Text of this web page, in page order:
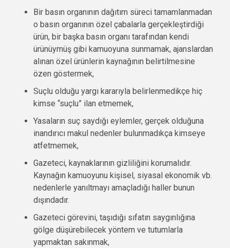
Bir basın organının dağıtım süreci tamamlanmadan
o basın organının özel çabalarla gerçekleştirdiği
ürün, bir başka basın organı tarafından kendi
ürünüymüş gibi kamuoyuna sunmamak, ajanslardan
alınan özel ürünlerin kaynağının belirtilmesine
özen göstermek,
Suçlu olduğu yargı kararıyla belirlenmedikçe hiç
kimse “suçlu” ilan etmemek,
Yasaların suç saydığı eylemler, gerçek olduğuna
inandırıcı makul nedenler bulunmadıkça kimseye
atfetmemek,
Gazeteci, kaynaklarının gizliliğini korumalıdır.
Kaynağın kamuoyunu kişisel, siyasal ekonomik vb.
nedenlerle yanıltmayı amaçladığı haller bunun
dışındadır.
Gazeteci görevini, taşıdığı sıfatın saygınlığına
gölge düşürebilecek yöntem ve tutumlarla
yapmaktan sakınmak,